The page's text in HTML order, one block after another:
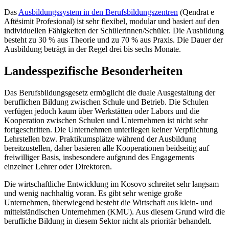
Das Ausbildungssystem in den Berufsbildungszentren (Qendrat e
Aftësimit Profesional) ist sehr flexibel, modular und basiert auf den
individuellen Fähigkeiten der Schülerinnen/Schüler. Die Ausbildung
besteht zu 30 % aus Theorie und zu 70 % aus Praxis. Die Dauer der
Ausbildung beträgt in der Regel drei bis sechs Monate.
Landesspezifische Besonderheiten
Das Berufsbildungsgesetz ermöglicht die duale Ausgestaltung der
beruflichen Bildung zwischen Schule und Betrieb. Die Schulen
verfügen jedoch kaum über Werkstätten oder Labors und die
Kooperation zwischen Schulen und Unternehmen ist nicht sehr
fortgeschritten. Die Unternehmen unterliegen keiner Verpflichtung
Lehrstellen bzw. Praktikumsplätze während der Ausbildung
bereitzustellen, daher basieren alle Kooperationen beidseitig auf
freiwilliger Basis, insbesondere aufgrund des Engagements
einzelner Lehrer oder Direktoren.
Die wirtschaftliche Entwicklung im Kosovo schreitet sehr langsam
und wenig nachhaltig voran. Es gibt sehr wenige große
Unternehmen, überwiegend besteht die Wirtschaft aus klein- und
mittelständischen Unternehmen (KMU). Aus diesem Grund wird die
berufliche Bildung in diesem Sektor nicht als prioritär behandelt.